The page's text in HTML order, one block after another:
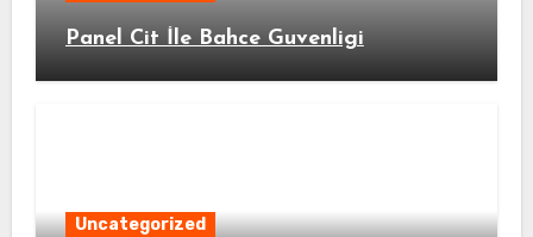
Panel Cit İle Bahce Guvenligi
Uncategorized